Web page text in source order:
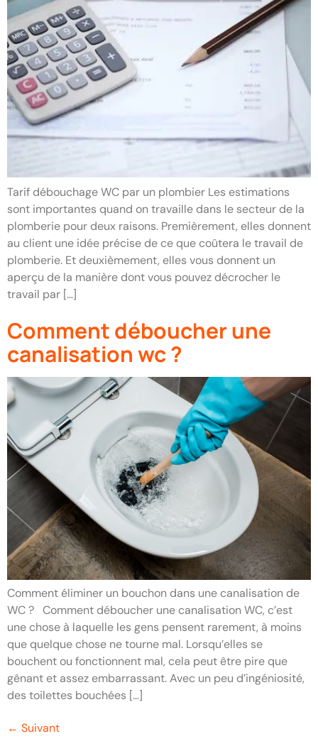
Tarif débouchage WC par un plombier Les estimations
sont importantes quand on travaille dans le secteur de la
plomberie pour deux raisons. Premièrement, elles donnent
au client une idée précise de ce que coûtera le travail de
plomberie. Et deuxièmement, elles vous donnent un
aperçu de la manière dont vous pouvez décrocher le
travail par […]
Comment déboucher une
canalisation wc ?
Comment éliminer un bouchon dans une canalisation de
WC ? Comment déboucher une canalisation WC, c’est
une chose à laquelle les gens pensent rarement, à moins
que quelque chose ne tourne mal. Lorsqu’elles se
bouchent ou fonctionnent mal, cela peut être pire que
gênant et assez embarrassant. Avec un peu d’ingéniosité,
des toilettes bouchées […]
← Suivant